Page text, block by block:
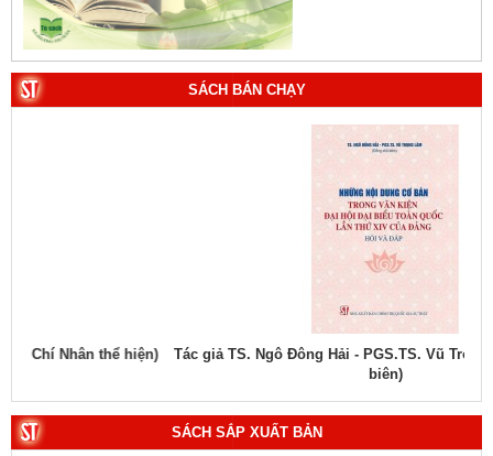
SÁCH BÁN CHẠY
Tác giả TS. Ngô Đông Hải - PGS.TS. Vũ Trọng Lâm (Đồng chủ
SÁCH SẮP XUẤT BẢN
1. Bác Hồ ở Pháp. Tác giả: Bảo tàng Hồ Chí Minh.
2. Lịch sử Chính phủ (5 tập). Tác giả: Ban Chỉ đạo biên
3. Việt Nam: Từ kỷ nguyên dựng nước đến kỷ nguyên
vươn mình của dân tộc. Tác giả: PGS.TS. Vũ Trọng
4. Phát triển và hoàn thiện hệ thống lý luận của Đảng về
chủ nghĩa xã hội và con đường đi lên chủ nghĩa xã hội